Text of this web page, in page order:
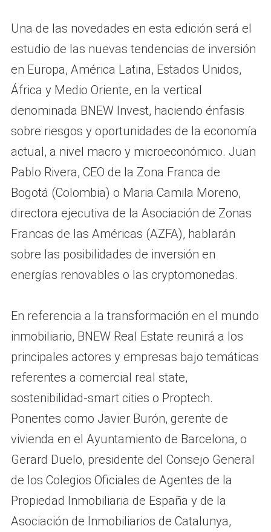
Una de las novedades en esta edición será el
estudio de las nuevas tendencias de inversión
en Europa, América Latina, Estados Unidos,
África y Medio Oriente, en la vertical
denominada BNEW Invest, haciendo énfasis
sobre riesgos y oportunidades de la economía
actual, a nivel macro y microeconómico. Juan
Pablo Rivera, CEO de la Zona Franca de
Bogotá (Colombia) o Maria Camila Moreno,
directora ejecutiva de la Asociación de Zonas
Francas de las Américas (AZFA), hablarán
sobre las posibilidades de inversión en
energías renovables o las cryptomonedas.
En referencia a la transformación en el mundo
inmobiliario, BNEW Real Estate reunirá a los
principales actores y empresas bajo temáticas
referentes a comercial real state,
sostenibilidad-smart cities o Proptech.
Ponentes como Javier Burón, gerente de
vivienda en el Ayuntamiento de Barcelona, o
Gerard Duelo, presidente del Consejo General
de los Colegios Oficiales de Agentes de la
Propiedad Inmobiliaria de España y de la
Asociación de Inmobiliarios de Catalunya,